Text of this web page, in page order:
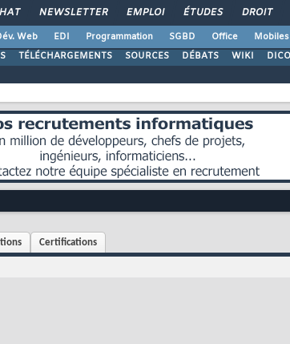
NEWSLETTER EMPLOI ÉTUDES DROIT
Web EDI Programmation SGBD Office Mobiles
TÉLÉCHARGEMENTS SOURCES DÉBATS WIKI DICO
Certifications